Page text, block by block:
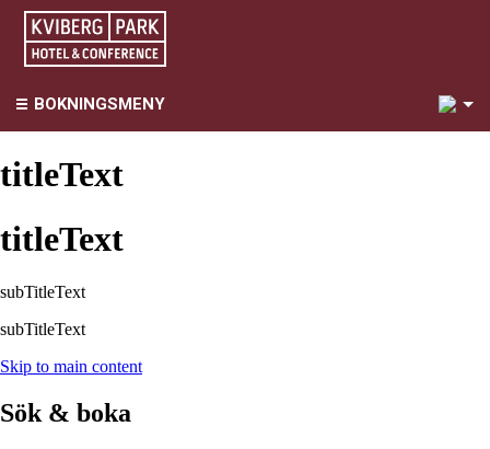
BOKNINGSMENY
titleText
titleText
subTitleText
subTitleText
Skip to main content
Sök & boka